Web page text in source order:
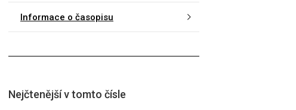
Informace o časopisu
Nejčtenější v tomto čísle